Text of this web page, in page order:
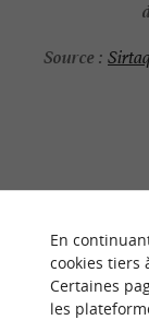
Source :
En
cookies tiers
Certaines
les